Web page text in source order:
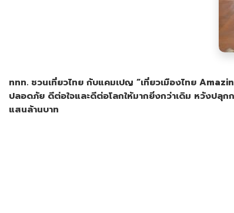
ททท. ชวนเที่ยวไทย กับแคมเปญ “เที่ยวเมืองไทย
ปลอดภัย ดีต่อใจและดีต่อโลกให้มากยิ่งกว่าเดิม หวังปลุกก
แสนล้านบาท